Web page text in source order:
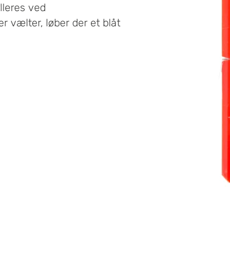
ved
vælter, løber der et blåt